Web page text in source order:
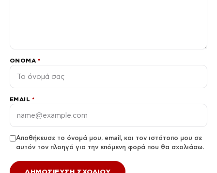
ΌΝΟΜΑ *
EMAIL *
Αποθήκευσε το όνομά μου, email, και τον ιστότοπο μου σε
αυτόν τον πλοηγό για την επόμενη φορά που θα σχολιάσω.